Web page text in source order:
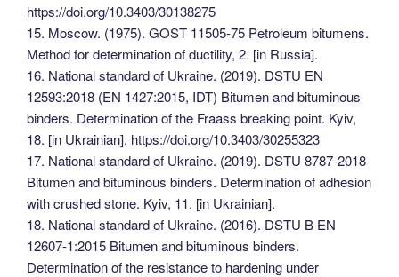
https://doi.org/10.3403/30138275
15. Moscow. (1975). GOST 11505-75 Petroleum bitumens.
Method for determination of ductility, 2. [in Russia].
16. National standard of Ukraine. (2019). DSTU EN
12593:2018 (EN 1427:2015, IDT) Bitumen and bituminous
binders. Determination of the Fraass breaking point. Kyiv,
18. [in Ukrainian]. https://doi.org/10.3403/30255323
17. National standard of Ukraine. (2019). DSTU 8787-2018
Bitumen and bituminous binders. Determination of adhesion
with crushed stone. Kyiv, 11. [in Ukrainian].
18. National standard of Ukraine. (2016). DSTU B EN
12607-1:2015 Bitumen and bituminous binders.
Determination of the resistance to hardening under